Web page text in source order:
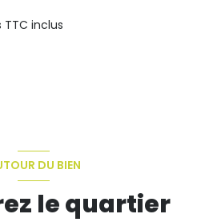
inclus
DU BIEN
le quartier